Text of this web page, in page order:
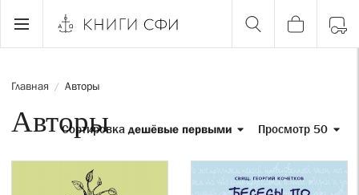
Главная / Авторы
Авторы Просмотр 50
Сортировка дешёвые первыми